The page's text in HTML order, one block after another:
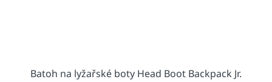
Batoh na lyžařské boty Head Boot Backpack Jr.